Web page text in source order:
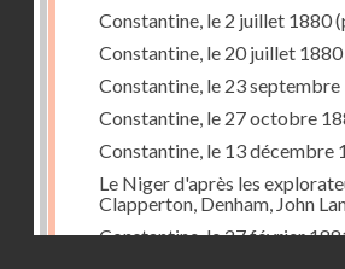
Constantine, le 2 juillet 1880
Constantine, le 20 juillet 1880
Constantine, le 23
Constantine, le 27 octobre
Constantine, le 13 décembre
Le Niger d'après les
Clapperton, Denham, John
Constantine, le 27 février